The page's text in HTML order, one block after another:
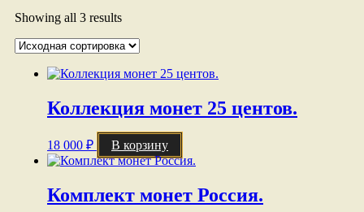
Showing all 3 results
Коллекция монет 25 центов.
18 000 ₽ В корзину
Комплект монет Россия.